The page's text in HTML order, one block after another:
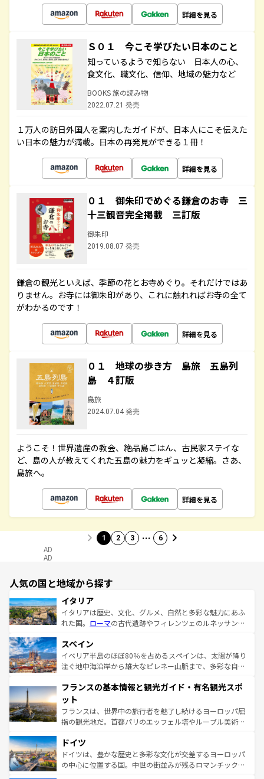
詳細を見る
Ｓ０１ 今こそ学びたい日本のこと
知っているようで知らない 日本人の心、
食文化、職文化、信仰、地域の魅力など
BOOKS 旅の読み物
2022.07.21 発売
１万人の訪日外国人を案内したガイドが、日本人にこそ伝えた
い日本の魅力が満載。日本の再発見ができる１冊！
詳細を見る
０１ 御朱印でめぐる鎌倉のお寺 三
十三観音完全掲載 三訂版
御朱印
2019.08.07 発売
鎌倉の観光といえば、季節の花とお寺めぐり。それだけではあ
りません。お寺には御朱印があり、これに触れればお寺の全て
がわかるのです！
詳細を見る
０１ 地球の歩き方 島旅 五島列
島 ４訂版
島旅
2024.07.04 発売
ようこそ！世界遺産の教会、絶品島ごはん、古民家ステイな
ど、島の人が教えてくれた五島の魅力をギュッと凝縮。さあ、
島旅へ。
詳細を見る
1 2 3 … 6
AD
AD
人気の国と地域から探す
イタリア
イタリアは歴史、文化、グルメ、自然と多彩な魅力にあふ
れた国。 ローマの古代遺跡やフィレンツェのルネッサンス
ろん、トスカーナの美しい田園風景やアマルフィ海岸の絶
景など、自然景観も見逃せない。観光の合間には、本場の
ピザやパスタなど、絶品のイタリア料理を堪能することも
ませてくれるイタリアで、忘れられない旅をしてみよう！
なお、新着のイタリア情報は
しい。
スペイン
イベリア半島のほぼ80％を占めるスペインは、太陽が降り
注ぐ地中海沿岸から雄大なピレネー山脈まで、多彩な自然
文化が根付くこの国では、情熱的なフラメンコ、熱気あふ
れる闘牛、そして美味しいタパスが生活の一部となってい
る。首都マドリードの洗練された雰囲気や、バルセロナの
アートに溢れた街角から、地方では古代ローマ遺跡や中世
せる。地方によって風土や気候が異なるスペインはその個
性で訪れる人を魅了する。 なお、新着のスペイン情報は コ
ンテンツ一覧を参照してほしい。
フランスの基本情報と観光ガイド・有名観光スポ
ット
フランスは、世界中の旅行者を魅了し続けるヨーロッパ屈
指の観光地だ。首都パリのエッフェル塔やルーブル美術館
で、幅広い魅力が詰まっている。華麗な宮殿、歴史的な大
聖堂、美しいビーチ、そして豊かな自然が、訪れる者を心
から魅了する。また、フランスは美食の国としても知ら
ドイツ
ドイツは、豊かな歴史と多彩な文化が交差するヨーロッパ
の中心に位置する国。中世の街並みが残るロマンチック街